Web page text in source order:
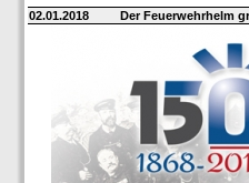
02.01.2018 Der Feuerwehrhelm